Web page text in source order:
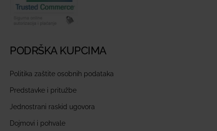
PODRŠKA KUPCIMA
Politika zaštite osobnih podataka
Predstavke i pritužbe
Jednostrani raskid ugovora
Dojmovi i pohvale